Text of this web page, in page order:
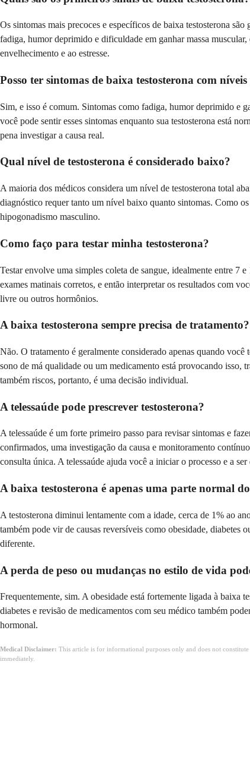
Os sintomas mais precoces e específicos de baixa testosterona
fadiga, humor deprimido e dificuldade em ganhar massa
envelhecimento e ao estresse.
Posso ter sintomas de baixa testosterona com
Sim, e isso é comum. Sintomas como fadiga, humor deprimido e
você pode sentir esses sintomas enquanto sua testosterona está
pena investigar a causa real.
Qual nível de testosterona é considerado baixo?
A maioria dos médicos considera um nível de testosterona total
diagnóstico requer tanto um nível baixo quanto sintomas. Como
hipogonadismo masculino.
Como faço para testar minha testosterona?
Testar envolve uma simples coleta de sangue, idealmente entre 7
exames matinais corretos, e então interpretar os resultados com
livre ou outros hormônios.
A baixa testosterona sempre precisa de tratamento?
Não. O tratamento é geralmente considerado apenas quando
sono de má qualidade ou um medicamento está provocando isso,
também riscos, portanto, é uma decisão individual.
A telessaúde pode prescrever testosterona?
A telessaúde é um forte primeiro passo para revisar sintomas e
confirmados, uma investigação da causa e monitoramento
consulta única. A telessaúde ajuda você a iniciar o processo e a
A baixa testosterona é apenas uma parte normal
A testosterona diminui lentamente com a idade, cerca de 1% ao
também pode vir de causas reversíveis como obesidade, diabetes
diferente.
A perda de peso ou mudanças no estilo de vida
Frequentemente, sim. A obesidade está fortemente ligada à baixa
diabetes e revisão de medicamentos com seu médico também
hormonal.
Medical Disclaimer: This article is for informational purposes only and does not
immediately.